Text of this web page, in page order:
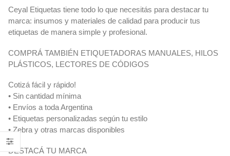
Ceyal Etiquetas tiene todo lo que necesitás para destacar tu
marca: insumos y materiales de calidad para producir tus
etiquetas de manera simple y profesional.
COMPRÁ TAMBIÉN ETIQUETADORAS MANUALES, HILOS
PLÁSTICOS, LECTORES DE CÓDIGOS
Cotizá fácil y rápido!
• Sin cantidad mínima
• Envíos a toda Argentina
• Etiquetas personalizadas según tu estilo
• Zebra y otras marcas disponibles
DESTACÁ TU MARCA